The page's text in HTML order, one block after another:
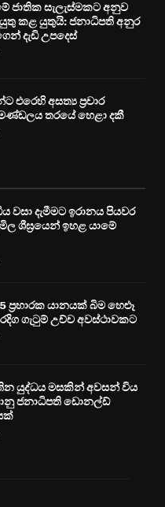
ජාතික සැලැස්මකට අනුව
කළ යුතුයි: ජනාධිපති අනුර
දැඩි උපදෙස්
එරෙහි අසත්‍ය ප්‍රචාර
තරයේ හෙළා දකී
වසා දැමීමට ඉරානය පියවර
ශීඝ්‍රයෙන් ඉහළ යාමේ
ප්‍රහාරක යානයක් බිම හෙළූ
ගැටුම් උච්ච අවස්ථාවකට
යුද්ධය මසකින් අවසන් විය
ජනාධිපති ඩොනල්ඩ්